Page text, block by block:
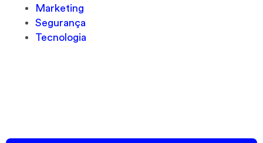
Marketing
Segurança
Tecnologia